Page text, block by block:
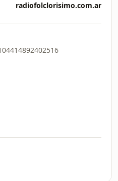
radiofolclorisimo.com.ar